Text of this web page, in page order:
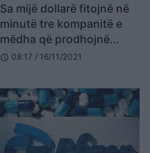
Sa mijë dollarë fitojnë në
minutë tre kompanitë e
mëdha që prodhojnë
vaksina anti-Covid
schedule 08:17 / 16/11/2021